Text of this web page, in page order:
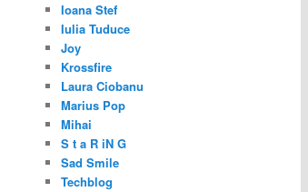
Ioana Stef
Iulia Tuduce
Joy
Krossfire
Laura Ciobanu
Marius Pop
Mihai
S t a R iN G
Sad Smile
Techblog